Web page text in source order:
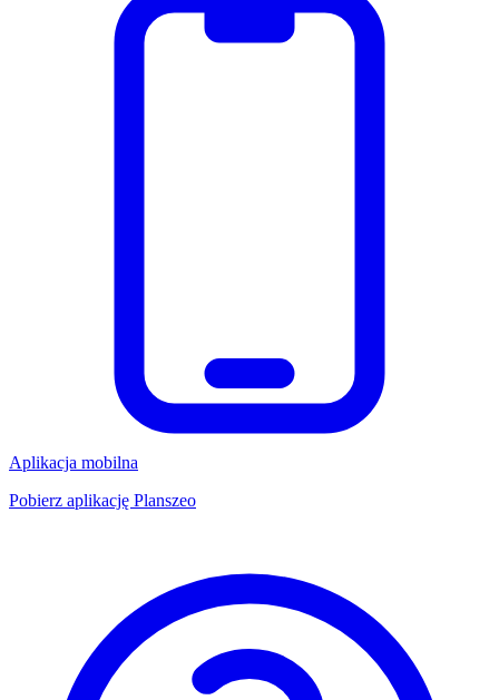
Aplikacja mobilna
Pobierz aplikację Planszeo